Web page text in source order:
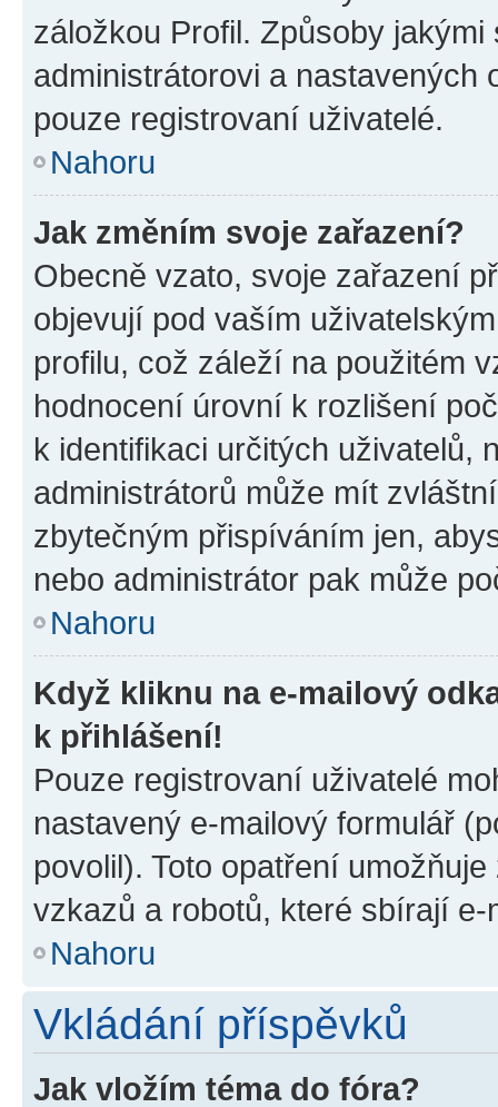
záložkou Profil. Způsoby
administrátorovi a nastavených
pouze registrovaní uživatelé.
Nahoru
Jak změním svoje zařazení?
Obecně vzato, svoje zařazení
objevují pod vaším
profilu, což záleží na použitém
hodnocení úrovní k rozlišení
k identifikaci určitých uživatelů,
administrátorů může mít
zbytečným přispíváním jen,
nebo administrátor pak může
Nahoru
Když kliknu na e-mailový
k přihlášení!
Pouze registrovaní uživatelé
nastavený e-mailový formulář
povolil). Toto opatření
vzkazů a robotů, které sbírají e-
Nahoru
Vkládání příspěvků
Jak vložím téma do fóra?